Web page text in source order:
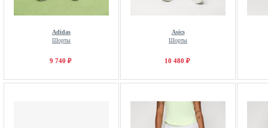
Adidas
Шорты
9 740 ₽
Asics
Шорты
10 480 ₽